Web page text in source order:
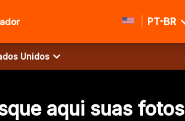
PT-BR
Unidos
aqui suas fotos